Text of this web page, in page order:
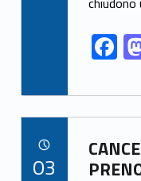
k
F
ac
e
b
o
Link identifier archive #link-archive-75964
03